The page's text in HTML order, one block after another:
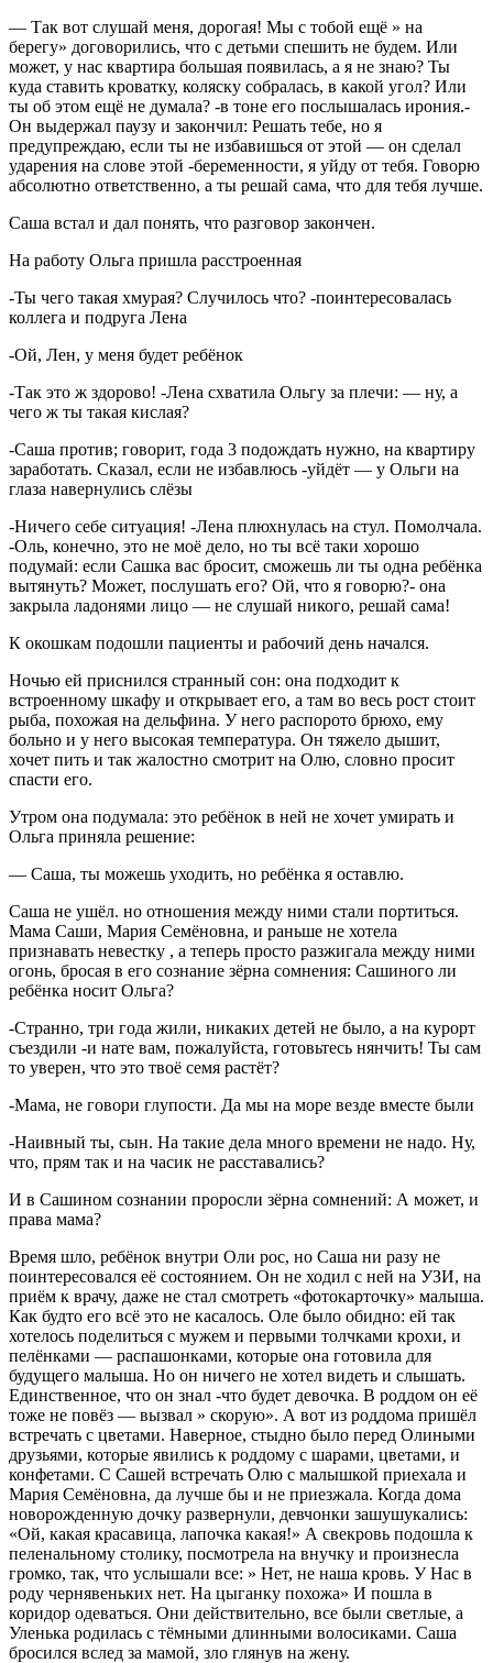
— Так вот слушай меня, дорогая! Мы с тобой ещё » на
берегу» договорились, что с детьми спешить не будем. Или
может, у нас квартира большая появилась, а я не знаю? Ты
куда ставить кроватку, коляску собралась, в какой угол? Или
ты об этом ещё не думала? -в тоне его послышалась ирония.-
Он выдержал паузу и закончил: Решать тебе, но я
предупреждаю, если ты не избавишься от этой — он сделал
ударения на слове этой -беременности, я уйду от тебя. Говорю
абсолютно ответственно, а ты решай сама, что для тебя лучше.
Саша встал и дал понять, что разговор закончен.
На работу Ольга пришла расстроенная
-Ты чего такая хмурая? Случилось что? -поинтересовалась
коллега и подруга Лена
-Ой, Лен, у меня будет ребёнок
-Так это ж здорово! -Лена схватила Ольгу за плечи: — ну, а
чего ж ты такая кислая?
-Саша против; говорит, года 3 подождать нужно, на квартиру
заработать. Сказал, если не избавлюсь -уйдёт — у Ольги на
глаза навернулись слёзы
-Ничего себе ситуация! -Лена плюхнулась на стул. Помолчала.
-Оль, конечно, это не моё дело, но ты всё таки хорошо
подумай: если Сашка вас бросит, сможешь ли ты одна ребёнка
вытянуть? Может, послушать его? Ой, что я говорю?- она
закрыла ладонями лицо — не слушай никого, решай сама!
К окошкам подошли пациенты и рабочий день начался.
Ночью ей приснился странный сон: она подходит к
встроенному шкафу и открывает его, а там во весь рост стоит
рыба, похожая на дельфина. У него распорото брюхо, ему
больно и у него высокая температура. Он тяжело дышит,
хочет пить и так жалостно смотрит на Олю, словно просит
спасти его.
Утром она подумала: это ребёнок в ней не хочет умирать и
Ольга приняла решение:
— Саша, ты можешь уходить, но ребёнка я оставлю.
Саша не ушёл. но отношения между ними стали портиться.
Мама Саши, Мария Семёновна, и раньше не хотела
признавать невестку , а теперь просто разжигала между ними
огонь, бросая в его сознание зёрна сомнения: Сашиного ли
ребёнка носит Ольга?
-Странно, три года жили, никаких детей не было, а на курорт
съездили -и нате вам, пожалуйста, готовьтесь нянчить! Ты сам
то уверен, что это твоё семя растёт?
-Мама, не говори глупости. Да мы на море везде вместе были
-Наивный ты, сын. На такие дела много времени не надо. Ну,
что, прям так и на часик не расставались?
И в Сашином сознании проросли зёрна сомнений: А может, и
права мама?
Время шло, ребёнок внутри Оли рос, но Саша ни разу не
поинтересовался её состоянием. Он не ходил с ней на УЗИ, на
приём к врачу, даже не стал смотреть «фотокарточку» малыша.
Как будто его всё это не касалось. Оле было обидно: ей так
хотелось поделиться с мужем и первыми толчками крохи, и
пелёнками — распашонками, которые она готовила для
будущего малыша. Но он ничего не хотел видеть и слышать.
Единственное, что он знал -что будет девочка. В роддом он её
тоже не повёз — вызвал » скорую». А вот из роддома пришёл
встречать с цветами. Наверное, стыдно было перед Олиными
друзьями, которые явились к роддому с шарами, цветами, и
конфетами. С Сашей встречать Олю с малышкой приехала и
Мария Семёновна, да лучше бы и не приезжала. Когда дома
новорожденную дочку развернули, девчонки зашушукались:
«Ой, какая красавица, лапочка какая!» А свекровь подошла к
пеленальному столику, посмотрела на внучку и произнесла
громко, так, что услышали все: » Нет, не наша кровь. У Нас в
роду чернявеньких нет. На цыганку похожа» И пошла в
коридор одеваться. Они действительно, все были светлые, а
Уленька родилась с тёмными длинными волосиками. Саша
бросился вслед за мамой, зло глянув на жену.